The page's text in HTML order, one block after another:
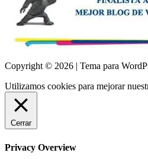
Copyright © 2026 | Tema para
Utilizamos cookies para mejorar
Cerrar
Privacy Overview